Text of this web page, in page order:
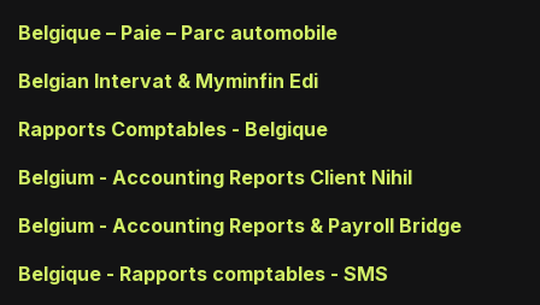
Belgique – Paie – Parc automobile
Belgian Intervat & Myminfin Edi
Rapports Comptables - Belgique
Belgium - Accounting Reports Client Nihil
Belgium - Accounting Reports & Payroll Bridge
Belgique - Rapports comptables - SMS